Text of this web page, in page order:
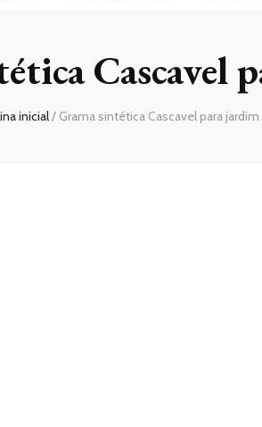
Cascavel
inicial/ Grama sintética Cascavel para